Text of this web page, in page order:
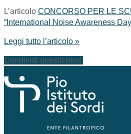
L’articolo CONCORSO PER LE
“International Noise Awareness
Leggi tutto l’articolo »
Condividi questo post: